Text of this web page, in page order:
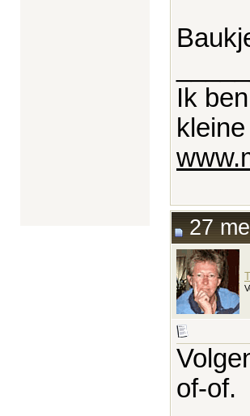
Ik
27
of-of.